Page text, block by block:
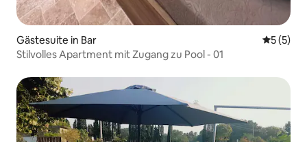
Gästesuite in Bar
5 (5)
Stilvolles Apartment mit Zugang zu Pool - 01